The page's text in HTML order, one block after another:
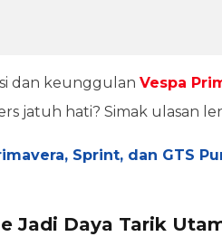
dan keunggulan Vespa
jatuh hati? Simak ulasan
Sprint, dan GTS
Jadi Daya Tarik